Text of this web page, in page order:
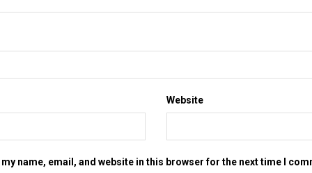
Website
my name, email, and website in this browser for the next time I